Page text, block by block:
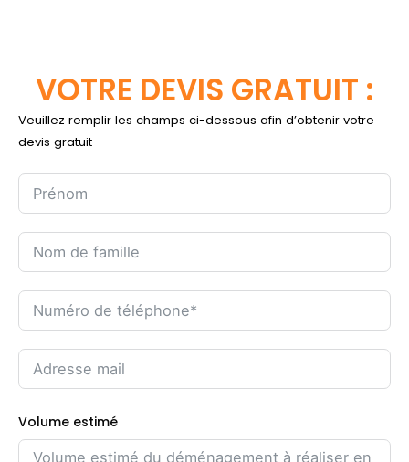
VOTRE DEVIS GRATUIT :
Veuillez remplir les champs ci-dessous afin d’obtenir votre
devis gratuit
Volume estimé